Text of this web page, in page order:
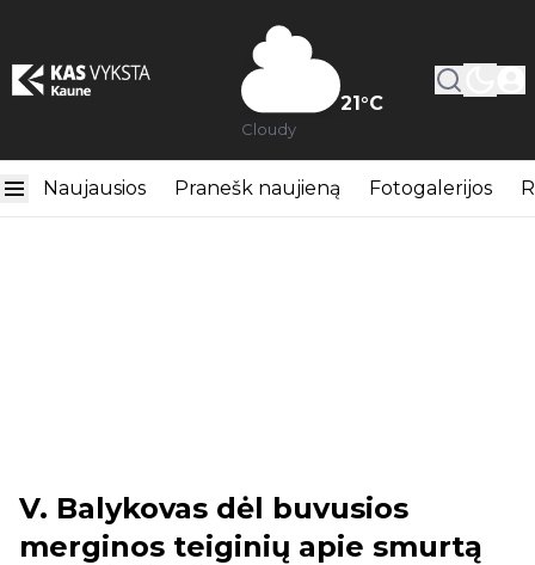
21°C
Cloudy
Naujausios Pranešk naujieną Fotogalerijos
V. Balykovas dėl buvusios
merginos teiginių apie smurtą